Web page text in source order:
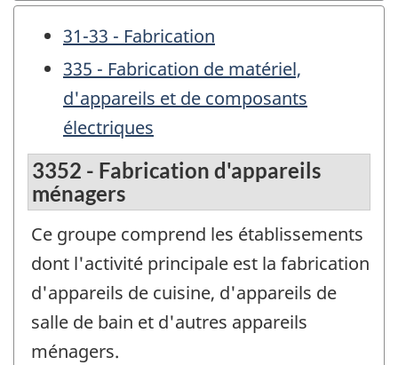
31-33 - Fabrication
335 - Fabrication de matériel,
d'appareils et de composants
électriques
3352 - Fabrication d'appareils
ménagers
Ce groupe comprend les établissements
dont l'activité principale est la fabrication
d'appareils de cuisine, d'appareils de
salle de bain et d'autres appareils
ménagers.